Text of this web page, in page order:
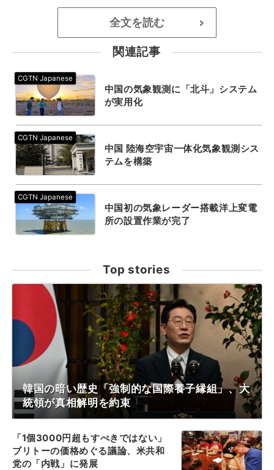
全文を読む >
関連記事
中国の気象観測に「北斗」システム
が実用化
中国 陸海空宇宙一体化気象観測シス
テムを構築
中国初の気象レーダー搭載洋上変電
所の設置作業が完了
Top stories
韓国の暗い歴史「強制的な国際養子縁組」、大
統領が真相解明を約束
「1個3000円超もすべきではない」
ブリトーの価格めぐる議論、米共和
党の「内戦」に発展